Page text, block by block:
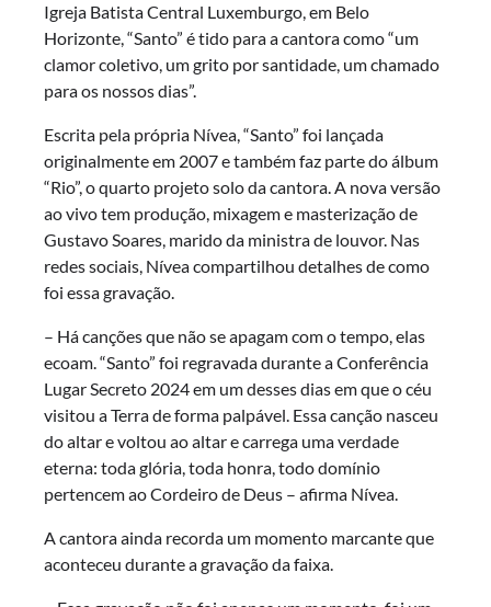
Igreja Batista Central Luxemburgo, em Belo
Horizonte, “Santo” é tido para a cantora como “um
clamor coletivo, um grito por santidade, um chamado
para os nossos dias”.
Escrita pela própria Nívea, “Santo” foi lançada
originalmente em 2007 e também faz parte do álbum
“Rio”, o quarto projeto solo da cantora. A nova versão
ao vivo tem produção, mixagem e masterização de
Gustavo Soares, marido da ministra de louvor. Nas
redes sociais, Nívea compartilhou detalhes de como
foi essa gravação.
– Há canções que não se apagam com o tempo, elas
ecoam. “Santo” foi regravada durante a Conferência
Lugar Secreto 2024 em um desses dias em que o céu
visitou a Terra de forma palpável. Essa canção nasceu
do altar e voltou ao altar e carrega uma verdade
eterna: toda glória, toda honra, todo domínio
pertencem ao Cordeiro de Deus – afirma Nívea.
A cantora ainda recorda um momento marcante que
aconteceu durante a gravação da faixa.